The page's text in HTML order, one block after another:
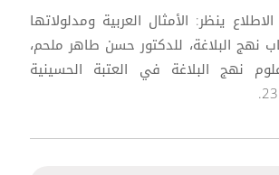
الاطلاع ينظر: الأمثال العربية ومدلولاتها
نهج البلاغة، للدكتور حسن طاهر ملحم،
نهج البلاغة في العتبة الحسينية